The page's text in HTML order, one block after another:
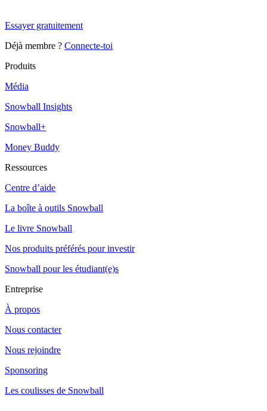
Essayer gratuitement
Déjà membre ? Connecte-toi
Produits
Média
Snowball Insights
Snowball+
Money Buddy
Ressources
Centre d’aide
La boîte à outils Snowball
Le livre Snowball
Nos produits préférés pour investir
Snowball pour les étudiant(e)s
Entreprise
À propos
Nous contacter
Nous rejoindre
Sponsoring
Les coulisses de Snowball